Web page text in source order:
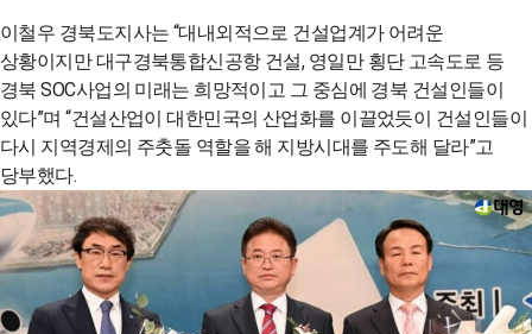
이철우 경북도지사는 “대내외적으로 건설업계가 어려운
상황이지만 대구경북통합신공항 건설, 영일만 횡단 고속도로 등
경북 SOC사업의 미래는 희망적이고 그 중심에 경북 건설인들이
있다”며 “건설산업이 대한민국의 산업화를 이끌었듯이 건설인들이
다시 지역경제의 주춧돌 역할을 해 지방시대를 주도해 달라”고
당부했다.